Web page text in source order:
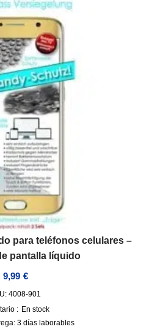
para teléfonos celulares –
pantalla líquido
9,99 €
4008-901
: En stock
3 días laborables